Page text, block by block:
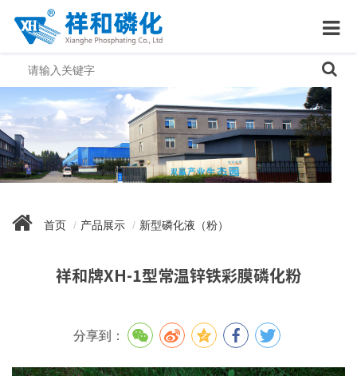
首页 产品展示 新型磷化液（粉）
祥和牌XH-1型常温锌铁彩膜磷化粉
分享到：